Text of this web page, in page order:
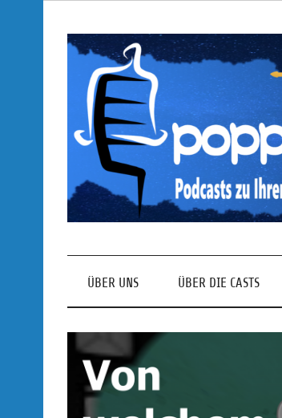
Podcasts zu Ihrem Vergnügen
ÜBER UNS ÜBER DIE CASTS